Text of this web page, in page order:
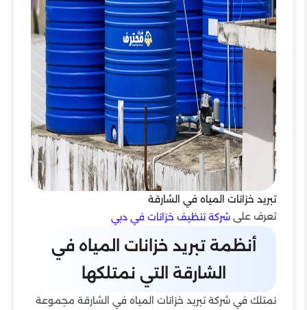
تبريد خزانات المياه في الشارقة
تعرف على شركة تنظيف خزانات في دبي
أنظمة تبريد خزانات المياه في
الشارقة التي نمتلكها
نمتلك في شركة تبريد خزانات المياه في الشارقة مجموعة